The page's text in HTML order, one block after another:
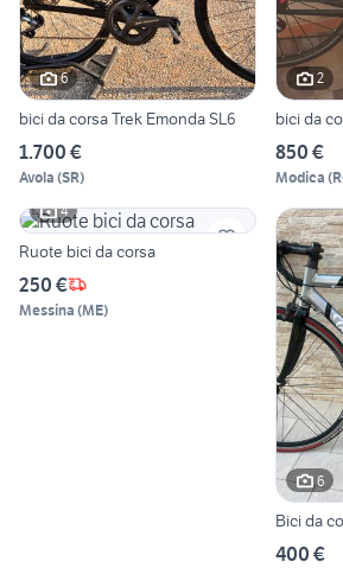
6
bici da corsa Trek Emonda SL6
1.700 €
Avola (SR)
2
bici da
850 €
Modica (
4
Ruote bici da corsa
250 €
Messina (ME)
6
Bici da
400 €